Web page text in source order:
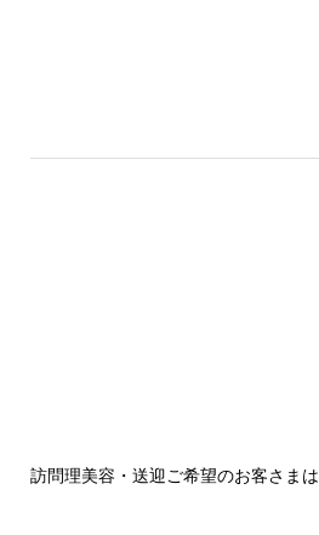
訪問理美容・送迎ご希望のお客さまは